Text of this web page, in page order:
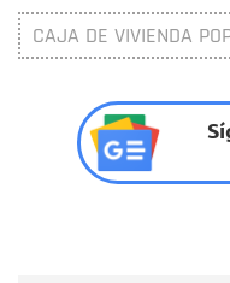
CAJA DE VIVIENDA